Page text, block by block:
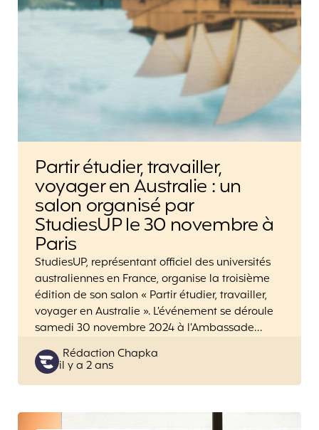
Partir étudier, travailler,
voyager en Australie : un
salon organisé par
StudiesUP le 30 novembre à
Paris
StudiesUP, représentant officiel des universités
australiennes en France, organise la troisième
édition de son salon « Partir étudier, travailler,
voyager en Australie ». L’événement se déroule
samedi 30 novembre 2024 à l’Ambassade…
Posted
by
Rédaction Chapka
il y a 2 ans